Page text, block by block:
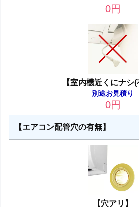
0円
【室内機近くにナシ(
別途お見積り
0円
【エアコン配管穴の有無】
【穴アリ】